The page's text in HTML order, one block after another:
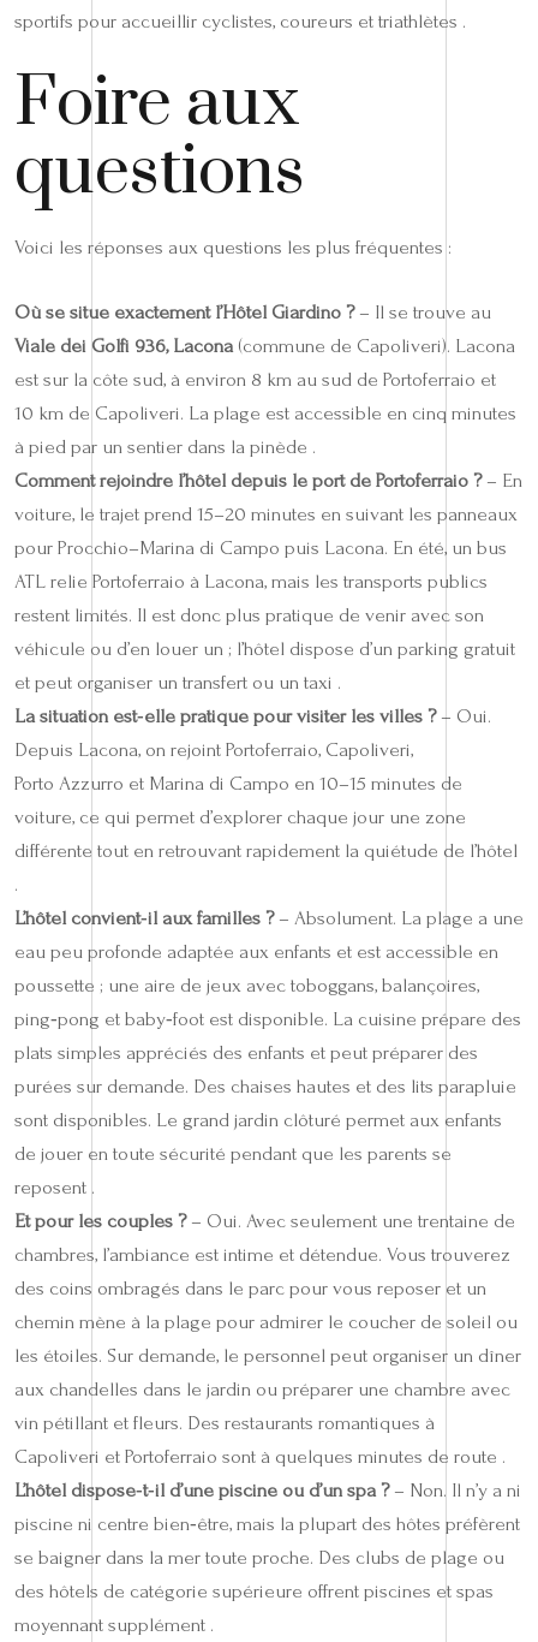
sportifs pour accueillir cyclistes, coureurs et triathlètes .
Foire aux
questions
Voici les réponses aux questions les plus fréquentes :
Où se situe exactement l’Hôtel Giardino ?– Il se trouve au
Viale dei Golfi 936, Lacona (commune de Capoliveri). Lacona
est sur la côte sud, à environ 8 km au sud de Portoferraio et
10 km de Capoliveri. La plage est accessible en cinq minutes
à pied par un sentier dans la pinède .
Comment rejoindre l’hôtel depuis le port de Portoferraio ?– En
voiture, le trajet prend 15–20 minutes en suivant les panneaux
pour Procchio–Marina di Campo puis Lacona. En été, un bus
ATL relie Portoferraio à Lacona, mais les transports publics
restent limités. Il est donc plus pratique de venir avec son
véhicule ou d’en louer un ; l’hôtel dispose d’un parking gratuit
et peut organiser un transfert ou un taxi .
La situation est‑elle pratique pour visiter les villes ?– Oui.
Depuis Lacona, on rejoint Portoferraio, Capoliveri,
Porto Azzurro et Marina di Campo en 10–15 minutes de
voiture, ce qui permet d’explorer chaque jour une zone
différente tout en retrouvant rapidement la quiétude de l’hôtel
.
L’hôtel convient‑il aux familles ?– Absolument. La plage a une
eau peu profonde adaptée aux enfants et est accessible en
poussette ; une aire de jeux avec toboggans, balançoires,
ping‑pong et baby‑foot est disponible. La cuisine prépare des
plats simples appréciés des enfants et peut préparer des
purées sur demande. Des chaises hautes et des lits parapluie
sont disponibles. Le grand jardin clôturé permet aux enfants
de jouer en toute sécurité pendant que les parents se
reposent .
Et pour les couples ?– Oui. Avec seulement une trentaine de
chambres, l’ambiance est intime et détendue. Vous trouverez
des coins ombragés dans le parc pour vous reposer et un
chemin mène à la plage pour admirer le coucher de soleil ou
les étoiles. Sur demande, le personnel peut organiser un dîner
aux chandelles dans le jardin ou préparer une chambre avec
vin pétillant et fleurs. Des restaurants romantiques à
Capoliveri et Portoferraio sont à quelques minutes de route .
L’hôtel dispose‑t‑il d’une piscine ou d’un spa ?– Non. Il n’y a ni
piscine ni centre bien‑être, mais la plupart des hôtes préfèrent
se baigner dans la mer toute proche. Des clubs de plage ou
des hôtels de catégorie supérieure offrent piscines et spas
moyennant supplément .